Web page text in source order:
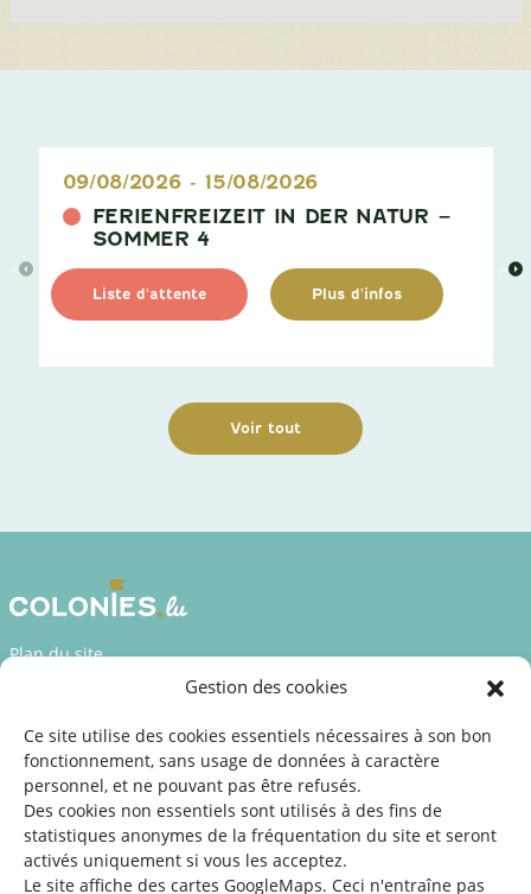
Gestion des cookies
Ce site utilise des cookies essentiels nécessaires à son bon
fonctionnement, sans usage de données à caractère
personnel, et ne pouvant pas être refusés.
Des cookies non essentiels sont utilisés à des fins de
statistiques anonymes de la fréquentation du site et seront
activés uniquement si vous les acceptez.
Le site affiche des cartes GoogleMaps. Ceci n'entraîne pas
FERIENFREIZEIT IN DER NATUR –
SOMMER 4
09/08/2026 - 15/08/2026
Liste d'attente Plus d'infos
Voir tout
Plan du site
Déclaration d’accessibilité
Mentions légales
©2026 SNJ
Une offre du